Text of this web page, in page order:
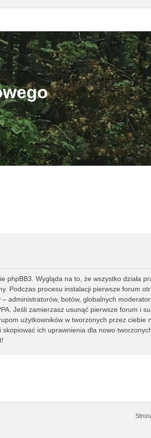
phpBB3. Wygląda na to, że wszystko działa
Podczas procesu instalacji pierwsze forum
administratorów, botów, globalnych
Jeśli zamierzasz usunąć pierwsze forum i
użytkowników w tworzonych przez
ich uprawnienia dla nowo